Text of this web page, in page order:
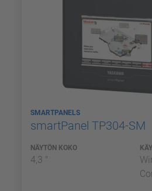
SMARTPANELS
smartPanel TP304-SM
NÄYTÖN KOKO
4,3 "